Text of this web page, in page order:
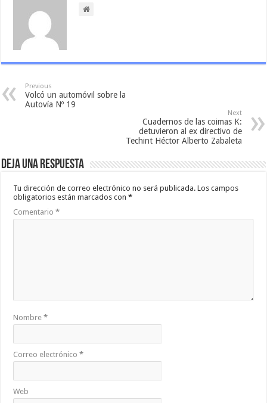
Previous
Volcó un automóvil sobre la
Autovía Nº 19
Next
Cuadernos de las coimas K:
detuvieron al ex directivo de
Techint Héctor Alberto Zabaleta
Deja una respuesta
Tu dirección de correo electrónico no será publicada. Los campos
obligatorios están marcados con*
Comentario*
Nombre*
Correo electrónico*
Web